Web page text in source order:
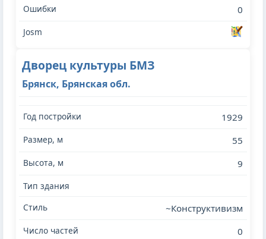
0
Дворец культуры БМЗ
Брянск, Брянская обл.
1929
55
9
~Конструктивизм
0